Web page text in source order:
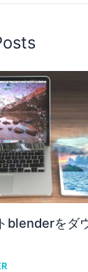
blenderをダ